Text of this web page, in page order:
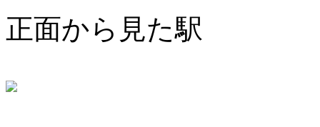
正面から見た駅